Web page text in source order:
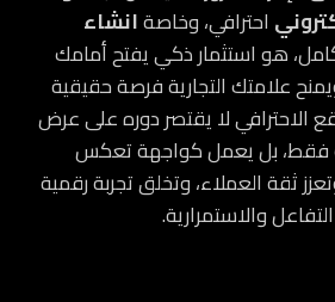
احترافي، وخاصةانشاء
هو استثمار ذكي يفتح أمامك
علامتك التجارية فرصة حقيقية
الاحترافي لا يقتصر دوره على عرض
فقط، بل يعمل كواجهة تعكس
ثقة العملاء، وتخلق تجربة رقمية
والاستمرارية.